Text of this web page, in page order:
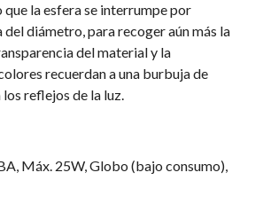
que la esfera se interrumpe por
del diámetro, para recoger aún más la
del material y la
recuerdan a una burbuja de
reflejos de la luz.
Máx. 25W, Globo (bajo consumo),